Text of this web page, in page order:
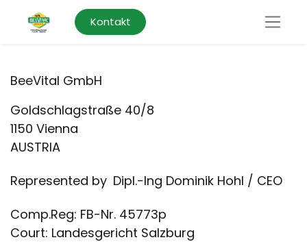
Kontakt
BeeVital GmbH
​Goldschlagstraße 40/8
1150 Vienna
AUSTRIA
Represented by Dipl.-Ing Dominik Hohl / CEO
Comp.Reg: FB-Nr. 45773p
Court: Landesgericht Salzburg